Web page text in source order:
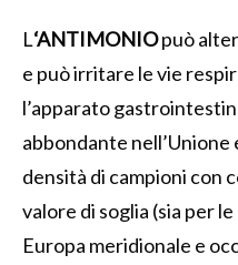
L‘ANTIMONIOpuò
e può irritare le vie
l’apparato
abbondante nell’Unione
densità di campioni con
valore di soglia (sia per
Europa meridionale e